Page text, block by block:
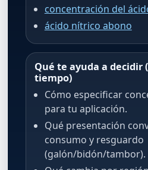
concentración del
ácido nítrico abono
Qué te ayuda a decidir
tiempo)
Cómo especificar
para tu aplicación.
Qué presentación
consumo y resguardo
(galón/bidón/tambor).